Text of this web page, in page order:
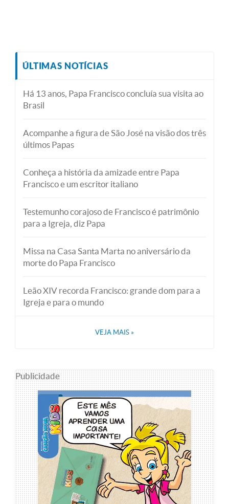
ÚLTIMAS NOTÍCIAS
Há 13 anos, Papa Francisco concluía sua visita ao
Brasil
Acompanhe a figura de São José na visão dos três
últimos Papas
Conheça a história da amizade entre Papa
Francisco e um escritor italiano
Testemunho corajoso de Francisco é patrimônio
para a Igreja, diz Papa
Missa na Casa Santa Marta no aniversário da
morte do Papa Francisco
Leão XIV recorda Francisco: grande dom para a
Igreja e para o mundo
VEJA MAIS »
Publicidade